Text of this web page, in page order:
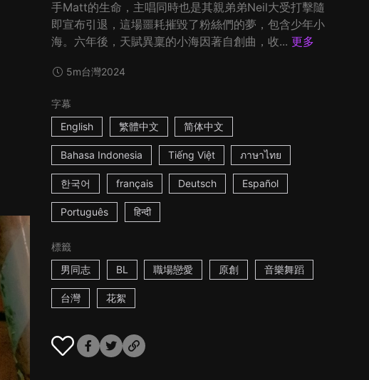
手Matt的生命，主唱同時也是其親弟弟Neil大受打擊隨
即宣布引退，這場噩耗摧毀了粉絲們的夢，包含少年小
海。六年後，天賦異稟的小海因著自創曲，收... 更多
5m台灣2024
字幕
English
繁體中文 简体中文
Bahasa Indonesia Tiếng Việt ภาษาไทย
한국어 français Deutsch Español
Português हिन्दी
標籤
男同志
BL 職場戀愛 原創 音樂舞蹈
台灣 花絮